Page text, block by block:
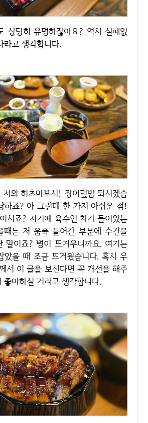
라고 생각합니다.
하죠? 아 그런데 한 가지 아쉬운 점!
시죠? 저기에 육수인 차가 들어있는
때는 저 움푹 들어간 부분에 수건을
말이죠? 병이 뜨거우니까요. 여기는
았을 때 조금 뜨거웠습니다. 혹시 우
서 이 글을 보신다면 꼭 개선을 해주
좋아하실 거라고 생각합니다.